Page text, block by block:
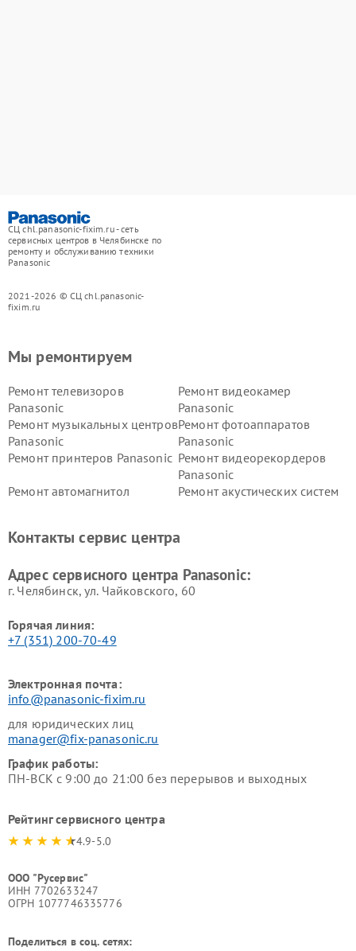
СЦ chl.panasonic-fixim.ru - сеть
сервисных центров в Челябинске по
ремонту и обслуживанию техники
Panasonic
2021-2026 © СЦ chl.panasonic-
fixim.ru
Мы ремонтируем
Ремонт телевизоров
Panasonic
Ремонт видеокамер
Panasonic
Ремонт музыкальных центров
Panasonic
Ремонт фотоаппаратов
Panasonic
Ремонт принтеров Panasonic Ремонт видеорекордеров
Panasonic
Ремонт автомагнитол
Ремонт акустических систем
панелей Panasonic
Контакты сервис центра
Адрес сервисного центра Panasonic:
г. Челябинск, ул. Чайковского, 60
Горячая линия:
+7 (351) 200-70-49
Электронная почта:
info@panasonic-fixim.ru
для юридических лиц
manager@fix-panasonic.ru
График работы:
ПН-ВСК с 9:00 до 21:00 без перерывов и выходных
Рейтинг сервисного центра
4.9-5.0
ООО "Русервис"
ИНН 7702633247
ОГРН 1077746335776
Поделиться в соц. сетях: